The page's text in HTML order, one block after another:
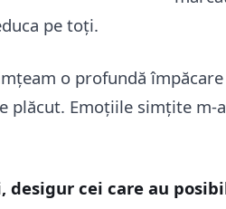
pe toți.
o profundă
plăcut. Emoțiile simțite m-
desigur cei care au